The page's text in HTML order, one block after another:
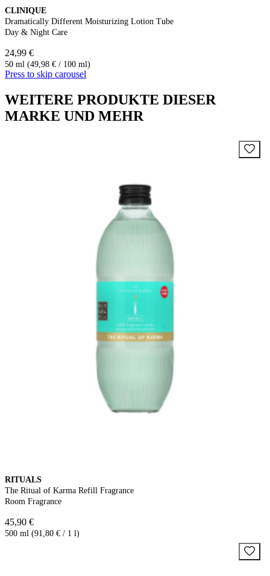
CLINIQUE
Dramatically Different Moisturizing Lotion Tube
Day & Night Care
24,99 €
50 ml (49,98 € / 100 ml)
Press to skip carousel
WEITERE PRODUKTE DIESER
MARKE UND MEHR
RITUALS
The Ritual of Karma Refill Fragrance
Room Fragrance
45,90 €
500 ml (91,80 € / 1 l)